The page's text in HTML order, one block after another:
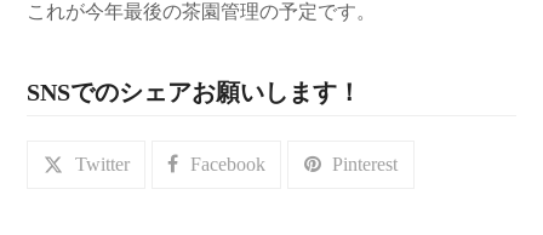
これが今年最後の茶園管理の予定です。
SNSでのシェアお願いします！
Twitter Facebook Pinterest